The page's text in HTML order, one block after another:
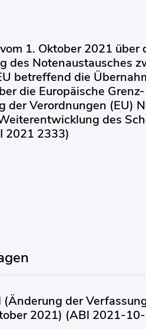
1. Oktober 2021 über
des Notenaustausches
betreffend die
die Europäische
der Verordnungen (EU)
des
2021 2333)
der
2021) (ABl 2021-